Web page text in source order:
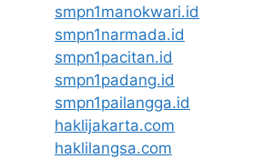
smpn1manokwari.id
smpn1narmada.id
smpn1pacitan.id
smpn1padang.id
smpn1pailangga.id
haklijakarta.com
haklilangsa.com